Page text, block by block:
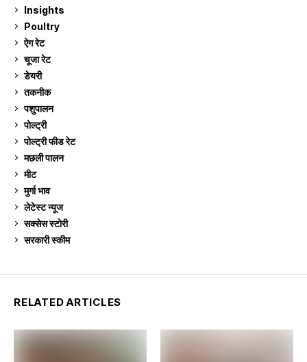
Insights
Poultry
ऐग रेट
चूजा रेट
डेयरी
तकनीक
पशुपालन
पोल्ट्री
पोल्ट्री फीड रेट
मछली पालन
मीट
मुर्गा भाव
लेटेस्ट न्यूज
सक्सेस स्टो‍री
सरकारी स्की‍म
RELATED ARTICLES